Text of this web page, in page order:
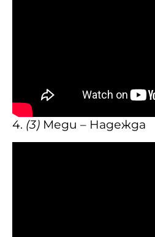
4. (3) Меди – Надежда